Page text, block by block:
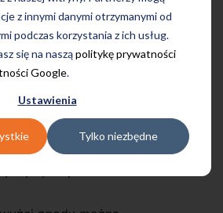
z innymi danymi otrzymanymi od
podczas korzystania z ich usług.
się na nasząpolitykę prywatności
Google.
Ustawienia
Tylko niezbędne
dalej, wyrażam zgodę na
w celu przedstawienia
i Profilingua.
przekazanych danych
jest Tutore Poland Sp. z o.o.